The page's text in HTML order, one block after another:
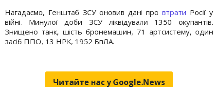
Нагадаємо, Генштаб ЗСУ оновив дані про втрати Росії у
війні. Минулої доби ЗСУ ліквідували 1350 окупантів.
Знищено танк, шість бронемашин, 71 артсистему, один
засіб ППО, 13 НРК, 1952 БпЛА.
Читайте нас у Google.News